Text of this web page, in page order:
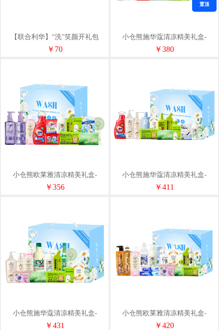
【联合利华】“洗”笑颜开礼包
A1（净含量2180g）
￥70
小仓熊施华蔻清凉精美礼盒-
SLH021
￥380
小仓熊欧莱雅清凉精美礼盒-
SLH020
￥356
小仓熊施华蔻清凉精美礼盒-
SLH018
￥411
小仓熊施华蔻清凉精美礼盒-
SLH017
￥431
小仓熊欧莱雅清凉精美礼盒-
SLH016
￥420
置顶